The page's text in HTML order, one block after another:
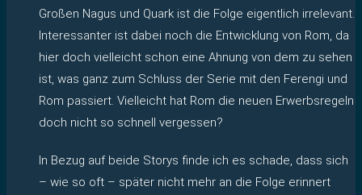
Großen Nagus und Quark ist die Folge eigentlich irrelevant.
Interessanter ist dabei noch die Entwicklung von Rom, da
hier doch vielleicht schon eine Ahnung von dem zu sehen
ist, was ganz zum Schluss der Serie mit den Ferengi und
Rom passiert. Vielleicht hat Rom die neuen Erwerbsregeln
doch nicht so schnell vergessen?
In Bezug auf beide Storys finde ich es schade, dass sich
– wie so oft – später nicht mehr an die Folge erinnert